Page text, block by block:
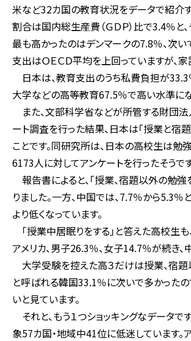
米など32カ国の教育状況をデータで紹介
割合は国内総生産費（ＧＤＰ）比で3.4％
最も高かったのはデンマークの7.8％、次い
支出はＯＥＣＤ平均を上回っていますが、
日本は、教育支出のうち私費負担が33.3
大学などの高等教育67.5％で高い水準にな
また、文部科学省などが所管する財団
ート調査を行った結果、日本は「授業と宿
ことです。同研究所は、日本の高校生は勉
6173人に対してアンケートを行ったそうです
報告書によると、「授業、宿題以外の勉
りました。一方、中国では、7.7％から5.3
より低くなっています。
「授業中居眠りをする」と答えた高校生
アメリカ、男子26.3％、女子14.7％が続き
大学受験を控えた高３だけは授業、宿題
と呼ばれる韓国33.1％に次いで多かった
いと見ています。
それと、もう１つショッキングなデータ
象57カ国・地域中41位に低迷しています